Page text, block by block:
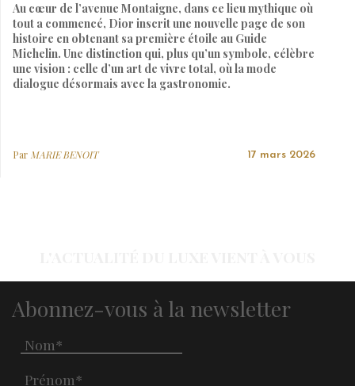
Au cœur de l’avenue Montaigne, dans ce lieu mythique où
tout a commencé, Dior inscrit une nouvelle page de son
histoire en obtenant sa première étoile au Guide
Michelin. Une distinction qui, plus qu’un symbole, célèbre
une vision : celle d’un art de vivre total, où la mode
dialogue désormais avec la gastronomie.
Par MARIE BENOIT 17 mars 2026
Abonnez-vous à la newsletter